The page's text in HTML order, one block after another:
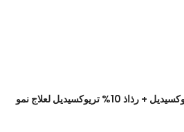
كن أول من يقيم “شامبو 2% تريوكسيديل + رذاذ 10% تريوكسيديل لعلاج نمو